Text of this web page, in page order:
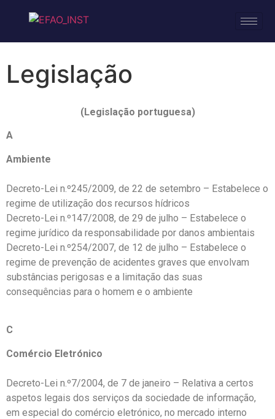
Legislação
(Legislação portuguesa)
A
Ambiente
Decreto-Lei n.º245/2009, de 22 de setembro – Estabelece o
regime de utilização dos recursos hídricos
Decreto-Lei n.º147/2008, de 29 de julho – Estabelece o
regime jurídico da responsabilidade por danos ambientais
Decreto-Lei n.º254/2007, de 12 de julho – Estabelece o
regime de prevenção de acidentes graves que envolvam
substâncias perigosas e a limitação das suas
consequências para o homem e o ambiente
C
Comércio Eletrónico
Decreto-Lei n.º7/2004, de 7 de janeiro – Relativa a certos
aspetos legais dos serviços da sociedade de informação,
em especial do comércio eletrónico, no mercado interno